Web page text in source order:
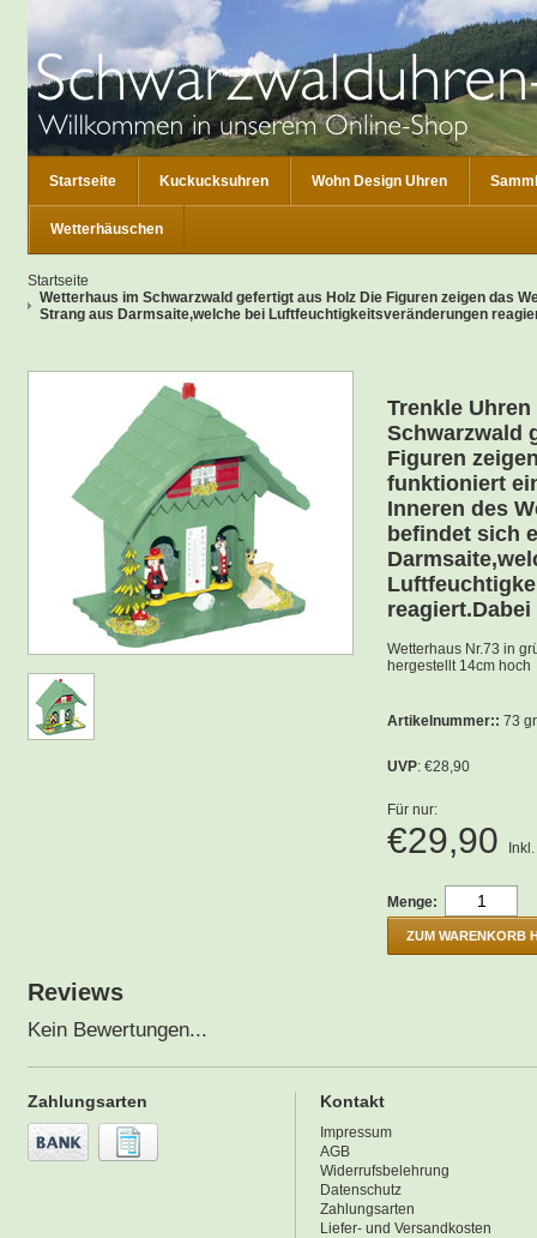
Startseite Kuckucksuhren Wohn Design Uhren
Wetterhäuschen
Startseite
Wetterhaus im Schwarzwald gefertigt aus Holz Die Figuren zeigen das
Strang aus Darmsaite,welche bei Luftfeuchtigkeitsveränderungen
Trenkle
Schwarzwald
Figuren
funktioniert
Inneren des
befindet sich
Wetterhaus Nr.73 in
hergestellt 14cm hoch
Artikelnummer:: 73
UVP: €28,90
Für nur:
€29,90
Menge:
ZUM WARENKORB
Reviews
Kein Bewertungen...
Zahlungsarten Kontakt
Impressum
AGB
Widerrufsbelehrung
Datenschutz
Zahlungsarten
Liefer- und Versandkosten